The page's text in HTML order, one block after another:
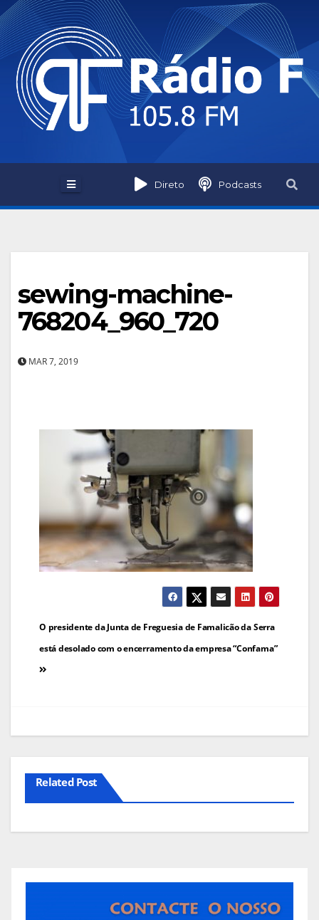
Skip
to
content
Direto Podcasts
sewing-machine-
768204_960_720
MAR 7, 2019
Navegação
de
artigos
O presidente da Junta de Freguesia de Famalicão da Serra
está desolado com o encerramento da empresa “Confama”
Related Post